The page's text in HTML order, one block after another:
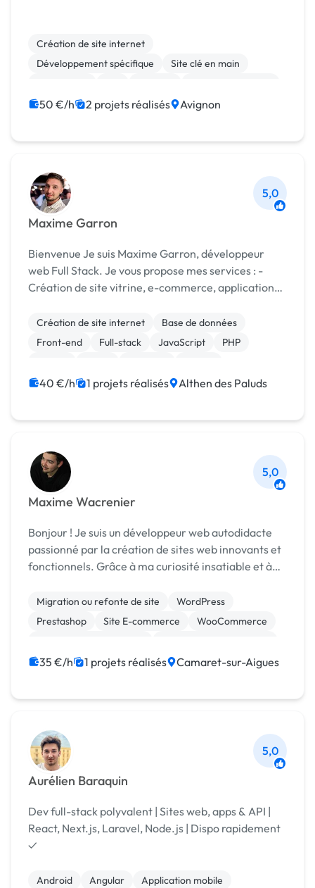
Création de site internet
Développement spécifique
Site clé en main
Back-end
Front-end JavaScript
50 €/h 2 projets réalisés Avignon
Maxime Garron
5,0
Bienvenue Je suis Maxime Garron, développeur
web Full Stack. Je vous propose mes services : -
Création de site vitrine, e-commerce, application
Back, animations, débogage. - Renseignements ...
Création de site internet
Base de données
Front-end
Full-stack JavaScript
PHP
40 €/h 1 projets réalisés Althen des Paluds
Maxime Wacrenier
5,0
Bonjour ! Je suis un développeur web autodidacte
passionné par la création de sites web innovants et
fonctionnels. Grâce à ma curiosité insatiable et à
dans le domaine du développement web, en app...
Migration ou refonte de site
WordPress
Prestashop
Site E-commerce
WooCommerce
Gestion site web
Logo Photoshop
35 €/h 1 projets réalisés Camaret-sur-Aigues
Aurélien Baraquin
5,0
Dev full-stack polyvalent | Sites web, apps & API |
React, Next.js, Laravel, Node.js | Dispo rapidement
✓
Android Angular
Application mobile